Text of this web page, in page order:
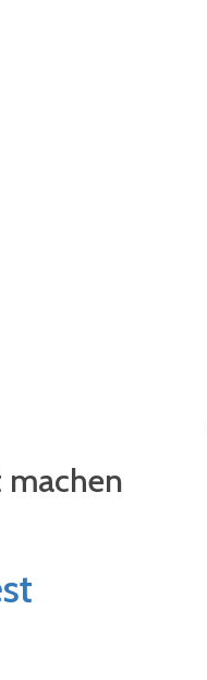
machen